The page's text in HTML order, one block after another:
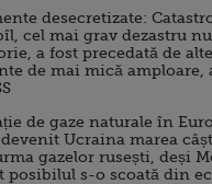
desecretizate:
cel mai grav dezastru
a fost precedată de alte
de mai mică amploare,
de gaze naturale în
Ucraina marea
gazelor rusești, deși
posibilul s-o scoată din